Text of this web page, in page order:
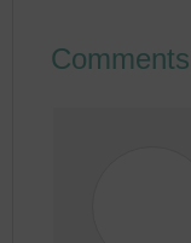
Comments